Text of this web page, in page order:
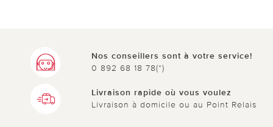
Nos conseillers sont à votre service!
0 892 68 18 78(*)
Livraison rapide où vous voulez
Livraison à domicile ou au Point Relais